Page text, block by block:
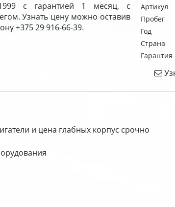
с гарантией 1 месяц, с
Узнать цену можно оставив
+375 29 916-66-39.
Артикул
Пробег
Год
Страна
Гарантия
и цена глабных корпус срочно